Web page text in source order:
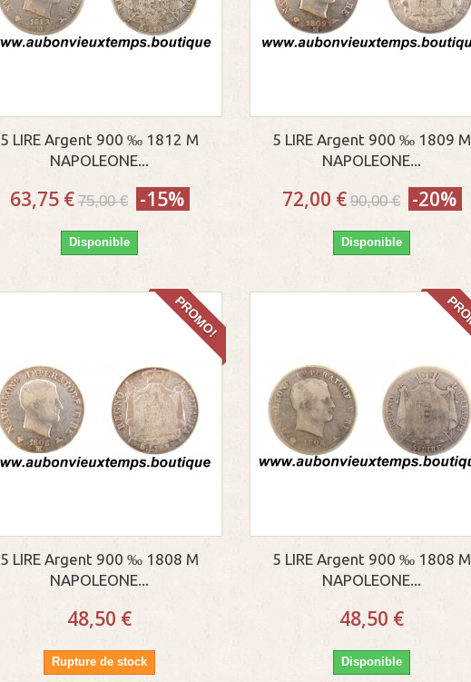
5 LIRE Argent 900 ‰ 1812 M
NAPOLEONE...
63,75 € 75,00 € -15%
Disponible
5 LIRE Argent 900 ‰ 1809 M
NAPOLEONE...
72,00 € 90,00 € -20%
Disponible
PROMO!
5 LIRE Argent 900 ‰ 1808 M
NAPOLEONE...
48,50 €
Rupture de stock
5 LIRE Argent 900 ‰ 1808 M
NAPOLEONE...
48,50 €
Disponible